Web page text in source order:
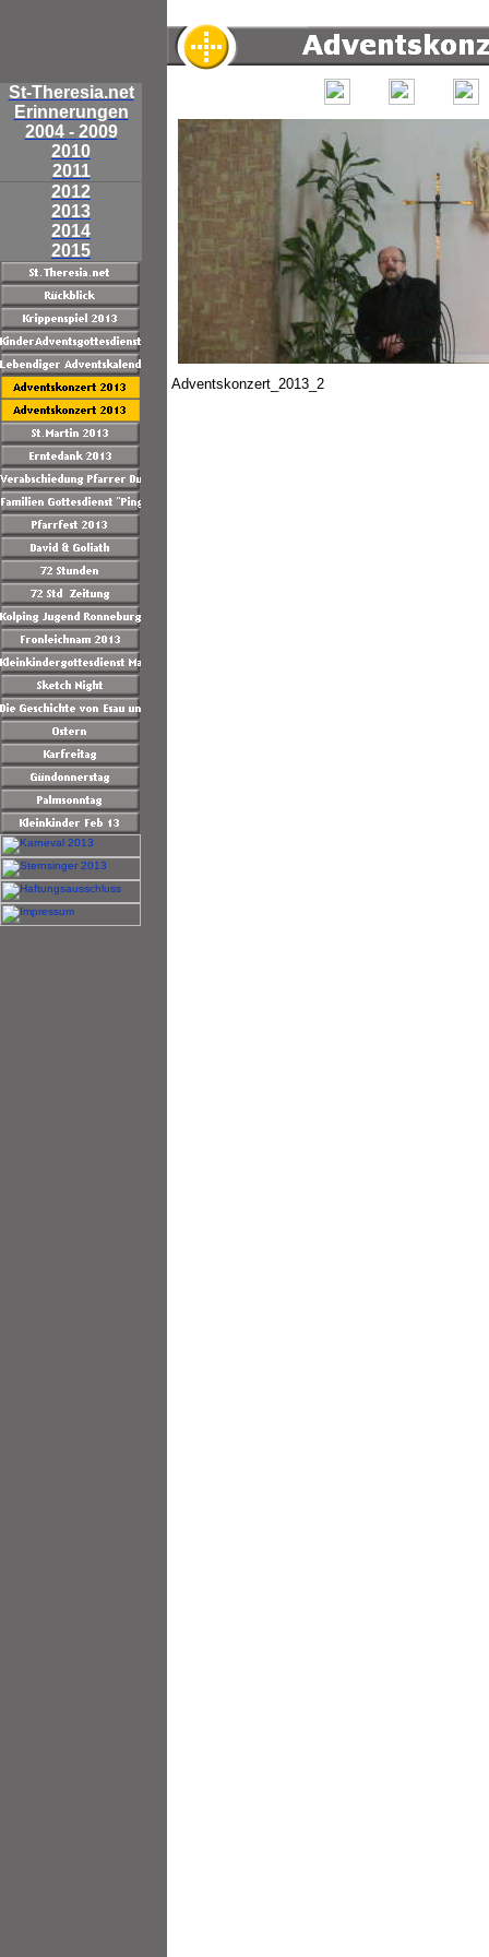
St-Theresia.net
Erinnerungen
2004 - 2009
2010
2011
2012
2013
2014
2015
Adventskonzert_2013_2